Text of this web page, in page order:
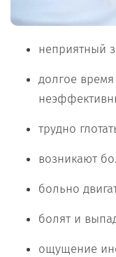
неприятный
долгое
трудно
возникают
больно
болят и
ощущение